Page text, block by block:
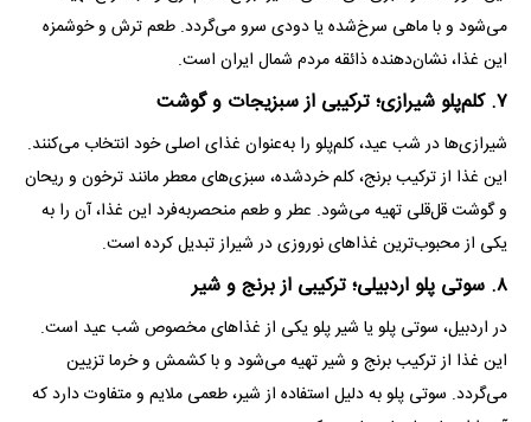
می‌شود و با ماهی سرخ‌شده یا دودی سرو می‌گردد. طعم ترش و خوشمزه
این غذا، نشان‌دهنده ذائقه مردم شمال ایران است.
۷. کلم‌پلو شیرازی؛ ترکیبی از سبزیجات و گوشت
شیرازی‌ها در شب عید، کلم‌پلو را به‌عنوان غذای اصلی خود انتخاب می‌کنند.
این غذا از ترکیب برنج، کلم خردشده، سبزی‌های معطر مانند ترخون و ریحان
و گوشت قل‌قلی تهیه می‌شود. عطر و طعم منحصر‌به‌فرد این غذا، آن را به
یکی از محبوب‌ترین غذا‌های نوروزی در شیراز تبدیل کرده است.
۸. سوتی پلو اردبیلی؛ ترکیبی از برنج و شیر
در اردبیل، سوتی پلو یا شیر پلو یکی از غذا‌های مخصوص شب عید است.
این غذا از ترکیب برنج و شیر تهیه می‌شود و با کشمش و خرما تزیین
می‌گردد. سوتی پلو به دلیل استفاده از شیر، طعمی ملایم و متفاوت دارد که